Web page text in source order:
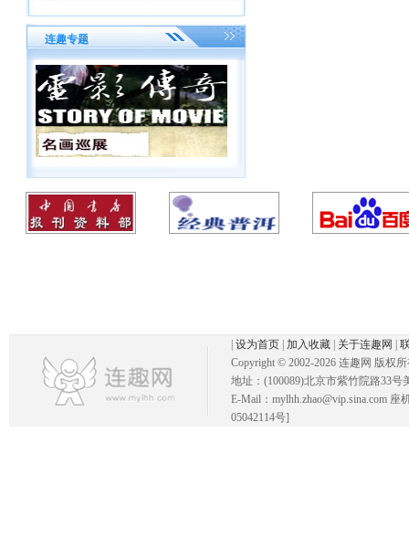
连趣专题
设为首页 加入收藏 关于连趣网
Copyright © 2002-2026 连趣网 版权
地址：(100089)北京市紫竹院路33号
E-Mail：mylhh.zhao@vip.sina.com
05042114号]